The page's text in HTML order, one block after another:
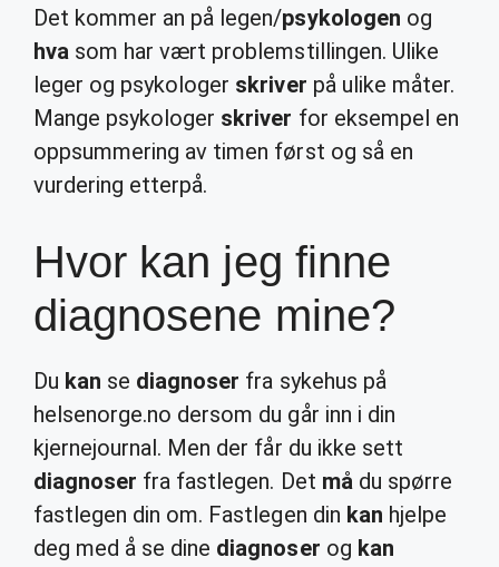
Det kommer an på legen/psykologen og
hva som har vært problemstillingen. Ulike
leger og psykologer skriver på ulike måter.
Mange psykologer skriver for eksempel en
oppsummering av timen først og så en
vurdering etterpå.
Hvor kan jeg finne
diagnosene mine?
Du kan se diagnoser fra sykehus på
helsenorge.no dersom du går inn i din
kjernejournal. Men der får du ikke sett
diagnoser fra fastlegen. Det mådu spørre
fastlegen din om. Fastlegen din kan hjelpe
deg med å se dine diagnoser og kan